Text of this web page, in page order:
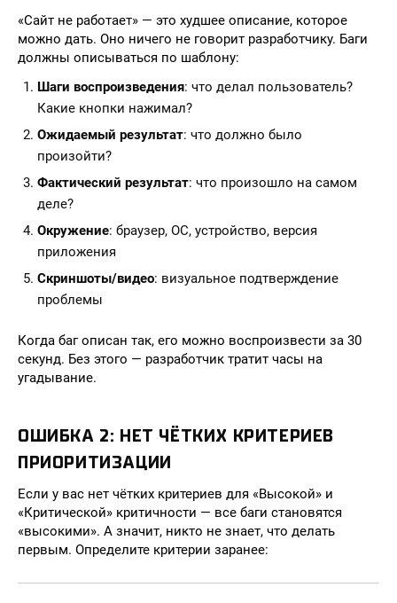
«Сайт не работает» — это худшее описание, которое
можно дать. Оно ничего не говорит разработчику. Баги
должны описываться по шаблону:
Шаги воспроизведения: что делал пользователь?
Какие кнопки нажимал?
Ожидаемый результат: что должно было
произойти?
Фактический результат: что произошло на самом
деле?
Окружение: браузер, ОС, устройство, версия
приложения
Скриншоты/видео: визуальное подтверждение
проблемы
Когда баг описан так, его можно воспроизвести за 30
секунд. Без этого — разработчик тратит часы на
угадывание.
ОШИБКА 2: НЕТ ЧЁТКИХ КРИТЕРИЕВ
ПРИОРИТИЗАЦИИ
Если у вас нет чётких критериев для «Высокой» и
«Критической» критичности — все баги становятся
«высокими». А значит, никто не знает, что делать
первым. Определите критерии заранее: